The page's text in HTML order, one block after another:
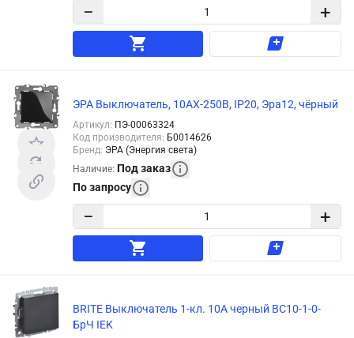
− +
ЭРА Выключатель, 10АХ-250В, IP20, Эра12, чёрный
Артикул: ПЭ-00063324
Код производителя: Б0014626
Бренд: ЭРА (Энергия света)
Наличие: Под заказ
По запросу
− +
BRITE Выключатель 1-кл. 10А черный ВС10-1-0-
БрЧ IEK